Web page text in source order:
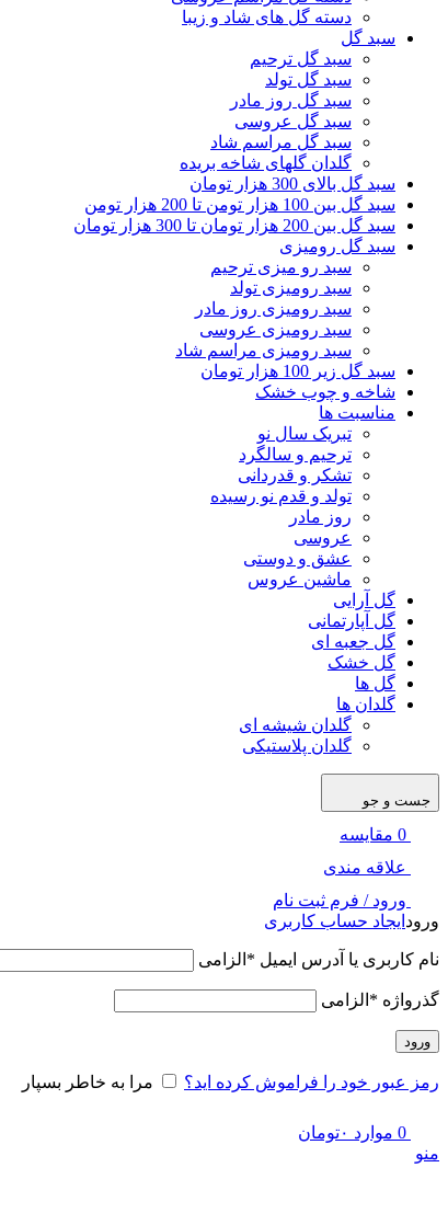
دسته گل های شاد و زیبا
سبد گل
سبد گل ترحیم
سبد گل تولد
سبد گل روز مادر
سبد گل عروسی
سبد گل مراسم شاد
گلدان گلهای شاخه بریده
سبد گل بالای 300 هزار تومان
سبد گل بین 100 هزار تومن تا 200 هزار تومن
سبد گل بین 200 هزار تومان تا 300 هزار تومان
سبد گل رومیزی
سبد رو میزی ترحیم
سبد رومیزی تولد
سبد رومیزی روز مادر
سبد رومیزی عروسی
سبد رومیزی مراسم شاد
سبد گل زیر 100 هزار تومان
شاخه و چوب خشک
مناسبت ها
تبریک سال نو
ترحیم و سالگرد
تشکر و قدردانی
تولد و قدم نو رسیده
روز مادر
عروسی
عشق و دوستی
ماشین عروس
گل آرایی
گل آپارتمانی
گل جعبه ای
گل خشک
گل ها
گلدان ها
گلدان شیشه ای
گلدان پلاستیکی
جست و جو
0 مقایسه
علاقه مندی
ورود / فرم ثبت نام
ورود ایجاد حساب کاربری
نام کاربری یا آدرس ایمیل * الزامی
گذرواژه * الزامی
ورود
رمز عبور خود را فراموش کرده اید؟ مرا به خاطر بسپار
0 موارد ۰تومان
منو